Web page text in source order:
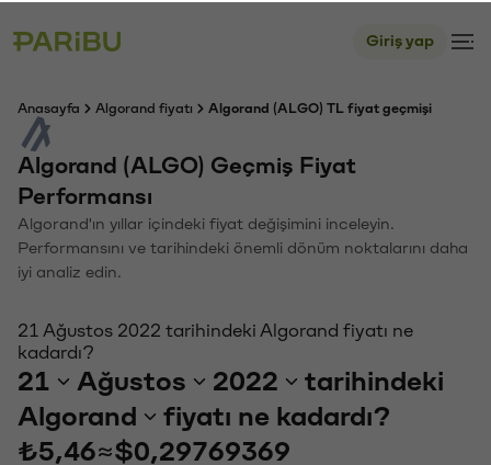
Giriş yap
Anasayfa Algorand fiyatı Algorand (ALGO) TL fiyat geçmişi
Algorand (ALGO) Geçmiş Fiyat
Performansı
Algorand'ın yıllar içindeki fiyat değişimini inceleyin.
Performansını ve tarihindeki önemli dönüm noktalarını daha
iyi analiz edin.
21 Ağustos 2022 tarihindeki Algorand fiyatı ne
kadardı?
21 Ağustos 2022
tarihindeki
Algorand
fiyatı ne kadardı?
₺5,46≈$0,29769369